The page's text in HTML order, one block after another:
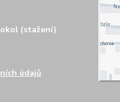
(stažení)
údajů